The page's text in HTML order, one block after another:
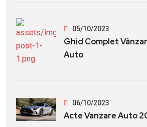
05/10/2023
Ghid Complet
Auto
06/10/2023
Acte Vanzare Auto